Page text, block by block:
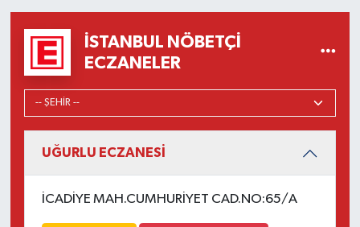
İSTANBUL NÖBETÇI
ECZANELER
UĞURLU ECZANESİ
İCADİYE MAH.CUMHURİYET CAD.NO:65/A